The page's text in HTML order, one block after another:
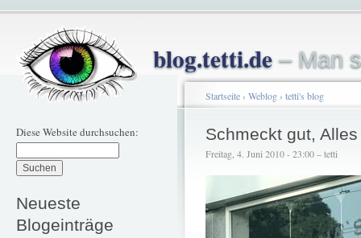
blog.tetti.de– Man
Diese Website durchsuchen:
Neueste
Blogeinträge
Startseite› Weblog› tetti's blog
Schmeckt gut,
Freitag, 4. Juni 2010 - 23:00 – tetti